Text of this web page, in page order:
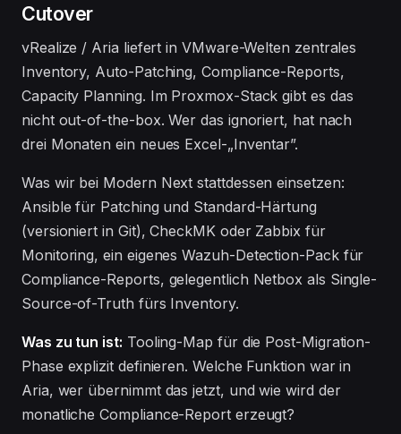
Cutover
vRealize / Aria liefert in VMware-Welten zentrales
Inventory, Auto-Patching, Compliance-Reports,
Capacity Planning. Im Proxmox-Stack gibt es das
nicht out-of-the-box. Wer das ignoriert, hat nach
drei Monaten ein neues Excel-„Inventar”.
Was wir bei Modern Next stattdessen einsetzen:
Ansible für Patching und Standard-Härtung
(versioniert in Git), CheckMK oder Zabbix für
Monitoring, ein eigenes Wazuh-Detection-Pack für
Compliance-Reports, gelegentlich Netbox als Single-
Source-of-Truth fürs Inventory.
Was zu tun ist: Tooling-Map für die Post-Migration-
Phase explizit definieren. Welche Funktion war in
Aria, wer übernimmt das jetzt, und wie wird der
monatliche Compliance-Report erzeugt?